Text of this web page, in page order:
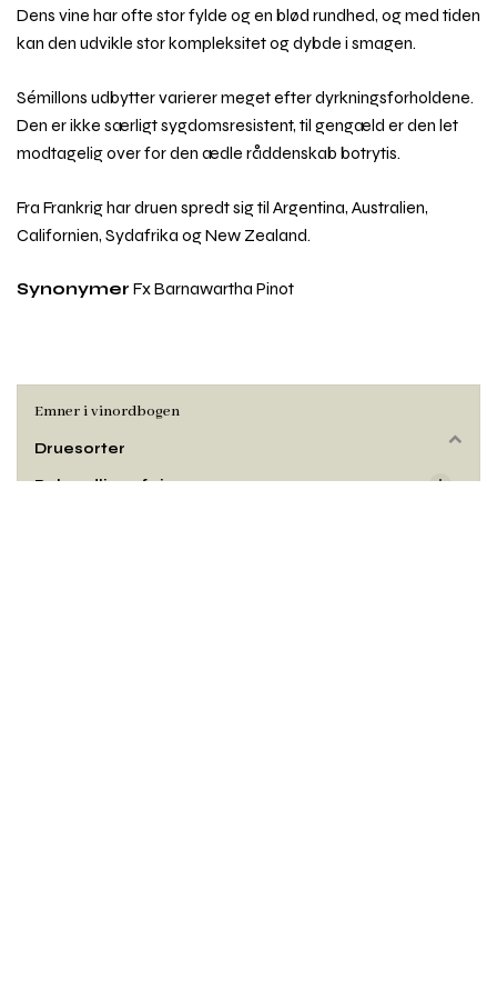
Dens vine har ofte stor fylde og en blød rundhed, og med tiden
kan den udvikle stor kompleksitet og dybde i smagen.
Sémillons udbytter varierer meget efter dyrkningsforholdene.
Den er ikke særligt sygdomsresistent, til gengæld er den let
modtagelig over for den ædle råddenskab botrytis.
Fra Frankrig har druen spredt sig til Argentina, Australien,
Californien, Sydafrika og New Zealand.
Synonymer Fx Barnawartha Pinot
Emner i vinordbogen
Druesorter
Behandling af vin
Rul